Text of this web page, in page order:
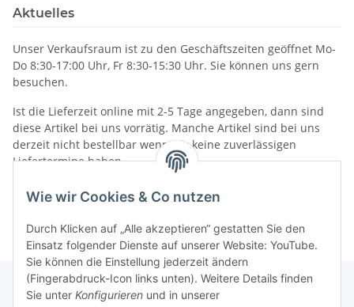
Wie wir Cookies & Co nutzen
Durch Klicken auf „Alle akzeptieren“ gestatten Sie den
Einsatz folgender Dienste auf unserer Website: YouTube.
Sie können die Einstellung jederzeit ändern
(Fingerabdruck-Icon links unten). Weitere Details finden
Sie unter Konfigurieren und in unserer
Aktuelles
Unser Verkaufsraum ist zu den Geschäftszeiten geöffnet Mo-
Do 8:30-17:00 Uhr, Fr 8:30-15:30 Uhr. Sie können uns gern
besuchen.
Ist die Lieferzeit online mit 2-5 Tage angegeben, dann sind
diese Artikel bei uns vorrätig. Manche Artikel sind bei uns
derzeit nicht bestellbar wenn wir keine zuverlässigen
Liefertermine haben.
Informationen